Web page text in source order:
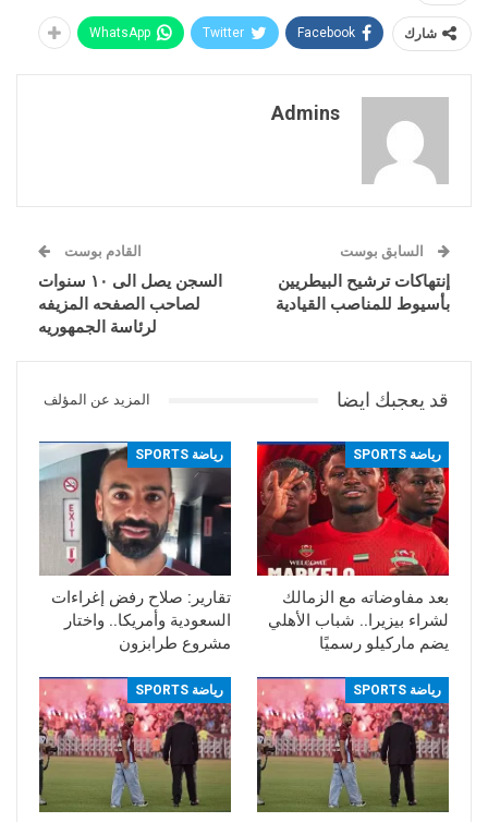
شارك Facebook
Twitter
WhatsApp
Admins
السابق بوست
إنتهاكات ترشيح البيطريين
بأسيوط للمناصب القيادية
القادم بوست
السجن يصل الى ١٠ سنوات
لصاحب الصفحه المزيفه
لرئاسة الجمهوريه
قد يعجبك ايضا المزيد عن المؤلف
رياضة SPORTS
بعد مفاوضاته مع الزمالك
لشراء بيزيرا.. شباب الأهلي
يضم ماركيلو رسميًا
رياضة SPORTS
تقارير: صلاح رفض إغراءات
السعودية وأمريكا.. واختار
مشروع طرابزون
رياضة SPORTS رياضة SPORTS